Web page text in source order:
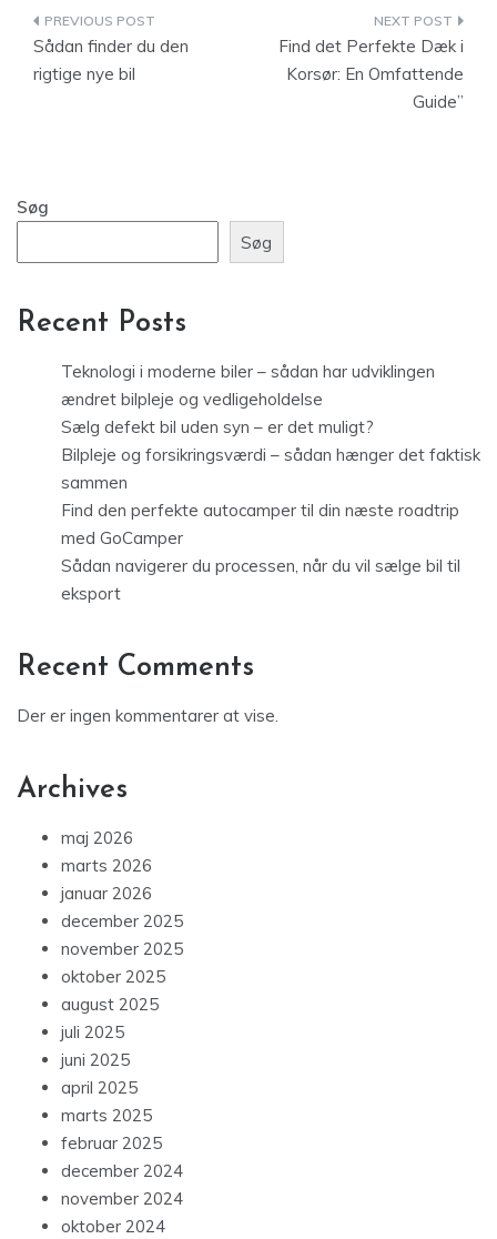
Indlægsnavigation
Sådan finder du den
rigtige nye bil
Find det Perfekte Dæk i
Korsør: En Omfattende
Guide”
Søg
Søg
Recent Posts
Teknologi i moderne biler – sådan har udviklingen
ændret bilpleje og vedligeholdelse
Sælg defekt bil uden syn – er det muligt?
Bilpleje og forsikringsværdi – sådan hænger det faktisk
sammen
Find den perfekte autocamper til din næste roadtrip
med GoCamper
Sådan navigerer du processen, når du vil sælge bil til
eksport
Recent Comments
Der er ingen kommentarer at vise.
Archives
maj 2026
marts 2026
januar 2026
december 2025
november 2025
oktober 2025
august 2025
juli 2025
juni 2025
april 2025
marts 2025
februar 2025
december 2024
november 2024
oktober 2024